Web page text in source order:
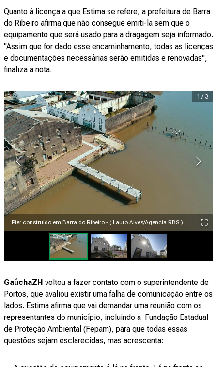
Quanto à licença a que Estima se refere, a prefeitura de Barra
do Ribeiro afirma que não consegue emiti-la sem que o
equipamento que será usado para a dragagem seja informado.
"Assim que for dado esse encaminhamento, todas as licenças
e documentações necessárias serão emitidas e renovadas",
finaliza a nota.
Píer construído em Barra do Ribeiro - ( Lauro Alves/Agencia RBS )
1 / 3
GaúchaZH voltou a fazer contato com o superintendente de
Portos, que avaliou existir uma falha de comunicação entre os
lados. Estima afirma que vai demandar uma reunião com os
representantes do município, incluindo a Fundação Estadual
de Proteção Ambiental (Fepam), para que todas essas
questões sejam esclarecidas, mas acrescenta: